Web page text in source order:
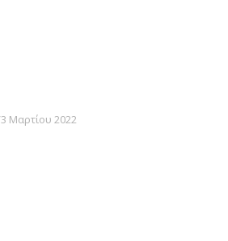
3 Μαρτίου 2022